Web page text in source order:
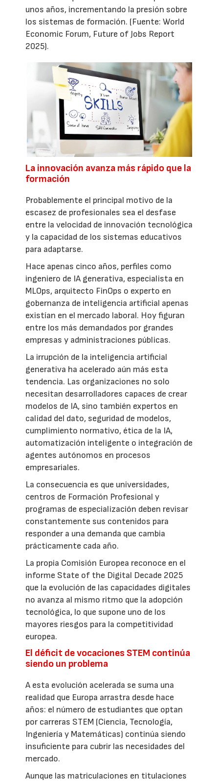
unos años, incrementando la presión sobre
los sistemas de formación. (Fuente: World
Economic Forum, Future of Jobs Report
2025).
La innovación avanza más rápido que la
formación
Probablemente el principal motivo de la
escasez de profesionales sea el desfase
entre la velocidad de innovación tecnológica
y la capacidad de los sistemas educativos
para adaptarse.
Hace apenas cinco años, perfiles como
ingeniero de IA generativa, especialista en
MLOps, arquitecto FinOps o experto en
gobernanza de inteligencia artificial apenas
existían en el mercado laboral. Hoy figuran
entre los más demandados por grandes
empresas y administraciones públicas.
La irrupción de la inteligencia artificial
generativa ha acelerado aún más esta
tendencia. Las organizaciones no solo
necesitan desarrolladores capaces de crear
modelos de IA, sino también expertos en
calidad del dato, seguridad de modelos,
cumplimiento normativo, ética de la IA,
automatización inteligente o integración de
agentes autónomos en procesos
empresariales.
La consecuencia es que universidades,
centros de Formación Profesional y
programas de especialización deben revisar
constantemente sus contenidos para
responder a una demanda que cambia
prácticamente cada año.
La propia Comisión Europea reconoce en el
informe State of the Digital Decade 2025
que la evolución de las capacidades digitales
no avanza al mismo ritmo que la adopción
tecnológica, lo que supone uno de los
mayores riesgos para la competitividad
europea.
El déficit de vocaciones STEM continúa
siendo un problema
A esta evolución acelerada se suma una
realidad que Europa arrastra desde hace
años: el número de estudiantes que optan
por carreras STEM (Ciencia, Tecnología,
Ingeniería y Matemáticas) continúa siendo
insuficiente para cubrir las necesidades del
mercado.
Aunque las matriculaciones en titulaciones